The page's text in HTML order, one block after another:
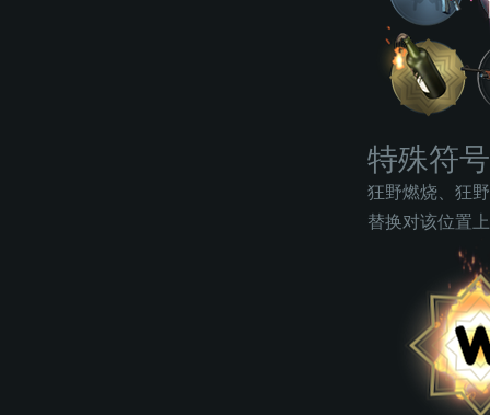
特殊符号
狂野燃烧、狂
替换对该位置